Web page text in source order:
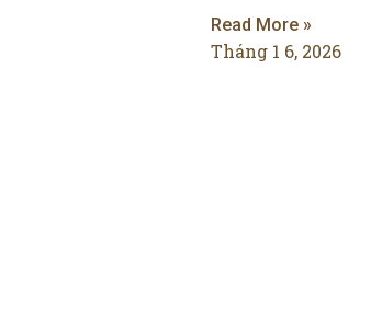
Read More »
Tháng 1 6, 2026